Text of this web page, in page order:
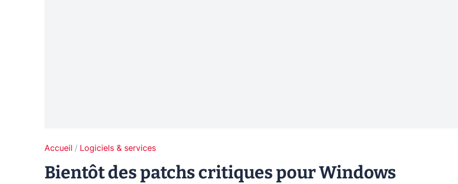
Accueil Logiciels & services
Bientôt des patchs critiques pour Windows